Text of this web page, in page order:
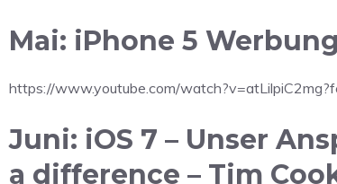
Mai: iPhone 5
https://www.youtube.com/
Juni: iOS 7 – Unser
a difference – Tim